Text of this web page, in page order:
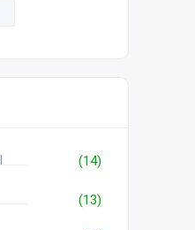
(14)
(13)